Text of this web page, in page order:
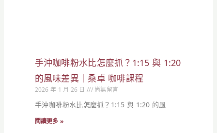
手沖咖啡粉水比怎麼抓？1:15 與 1:20
的風味差異｜桑卓 咖啡課程
2026 年 1 月 26 日 尚無留言
手沖咖啡粉水比怎麼抓？1:15 與 1:20 的風
閱讀更多 »